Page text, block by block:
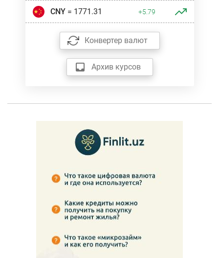
CNY= 1771.31 +5.79
Конвертер валют
Архив курсов